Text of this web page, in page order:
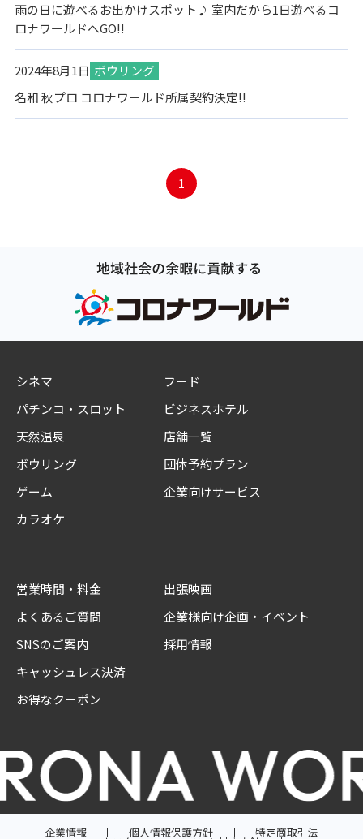
雨の日に遊べるお出かけスポット♪ 室内だから1日遊べるコ
ロナワールドへGO!!
2024年8月1日 ボウリング
名和 秋プロ コロナワールド所属契約決定!!
1
シネマ
パチンコ・スロット
天然温泉
ボウリング
ゲーム
カラオケ
フード
ビジネスホテル
店舗一覧
団体予約プラン
企業向けサービス
営業時間・料金
よくあるご質問
SNSのご案内
キャッシュレス決済
お得なクーポン
出張映画
企業様向け企画・イベント
採用情報
企業情報 個人情報保護方針 特定商取引法